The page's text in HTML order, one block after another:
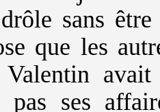
sans
que les
Valentin
pas ses